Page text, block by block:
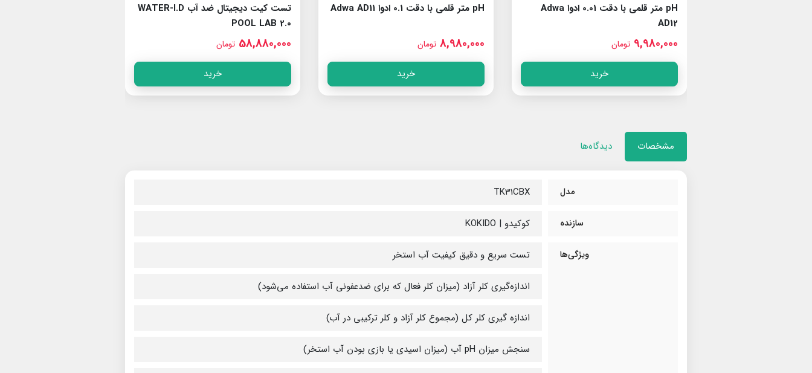
pH متر قلمی با دقت 0.01 ادوا Adwa
AD12
9,980,000 تومان
خرید
pH متر قلمی با دقت 0.1 ادوا Adwa AD11
8,980,000 تومان
خرید
تست کیت دیجیتال ضد آب WATER-I.D
POOL LAB 2.0
58,880,000 تومان
خرید
مشخصات دیدگاه‌ها
مدل TK31CBX
سازنده کوکیدو | KOKIDO
ویژگی‌ها تست سریع و دقیق کیفیت آب استخر
اندازه‌گیری کلر آزاد (میزان کلر فعال که برای ضدعفونی آب استفاده می‌شود)
اندازه گیری کلر کل (مجموع کلر آزاد و کلر ترکیبی در آب)
سنجش میزان pH آب (میزان اسیدی یا بازی بودن آب استخر)